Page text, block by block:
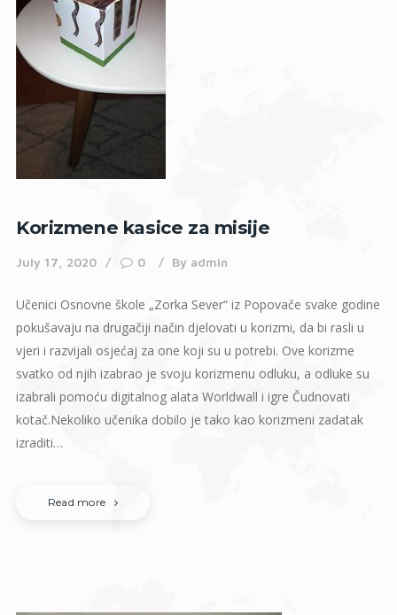
Korizmene kasice za misije
July 17, 2020 0 By admin
Učenici Osnovne škole „Zorka Sever“ iz Popovače svake godine
pokušavaju na drugačiji način djelovati u korizmi, da bi rasli u
vjeri i razvijali osjećaj za one koji su u potrebi. Ove korizme
svatko od njih izabrao je svoju korizmenu odluku, a odluke su
izabrali pomoću digitalnog alata Worldwall i igre Čudnovati
kotač.Nekoliko učenika dobilo je tako kao korizmeni zadatak
izraditi…
Read more